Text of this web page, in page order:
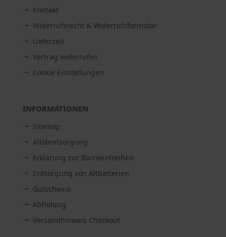
Kontakt
Widerrufsrecht & Widerrufsformular
Lieferzeit
Vertrag widerrufen
Cookie Einstellungen
INFORMATIONEN
Sitemap
Altölentsorgung
Erklärung zur Barrierefreiheit
Entsorgung von Altbatterien
Gutscheine
Abholung
Versandhinweis Checkout